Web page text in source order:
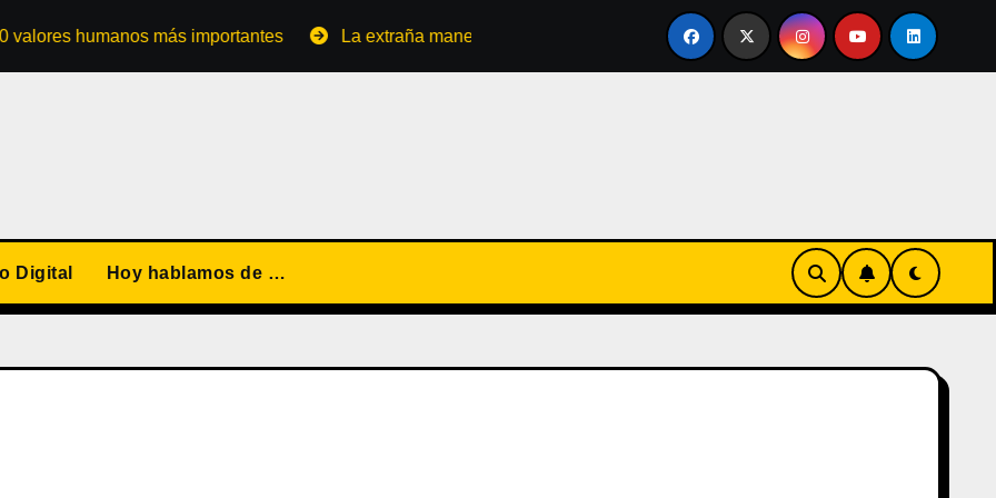
humanos más importantes La extraña manera de convertirse en familia El primer tour de la India Chiquitina
Digital Hoy hablamos de …